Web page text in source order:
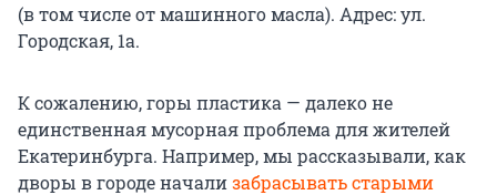
(в том числе от машинного масла). Адрес: ул.
Городская, 1а.
К сожалению, горы пластика — далеко не
единственная мусорная проблема для жителей
Екатеринбурга. Например, мы рассказывали, как
дворы в городе начализабрасывать старыми